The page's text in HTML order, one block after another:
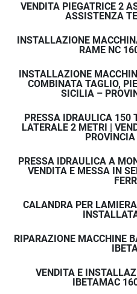
VENDITA PIEGATRICE 2
ASSISTENZA
INSTALLAZIONE
RAME NC
INSTALLAZIONE
COMBINATA TAGLIO,
SICILIA –
PRESSA IDRAULICA 150
LATERALE 2 METRI |
PRESSA IDRAULICA A
VENDITA E MESSA IN
CALANDRA PER
RIPARAZIONE MACCHINE
VENDITA E
IBETAMAC